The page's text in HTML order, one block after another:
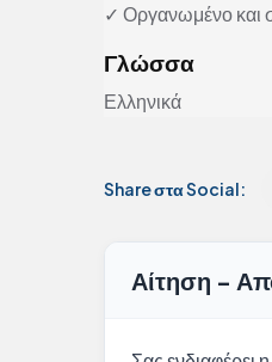
✓ Οργανωμένο και
Γλώσσα
Ελληνικά
Share στα Social:
Αίτηση -